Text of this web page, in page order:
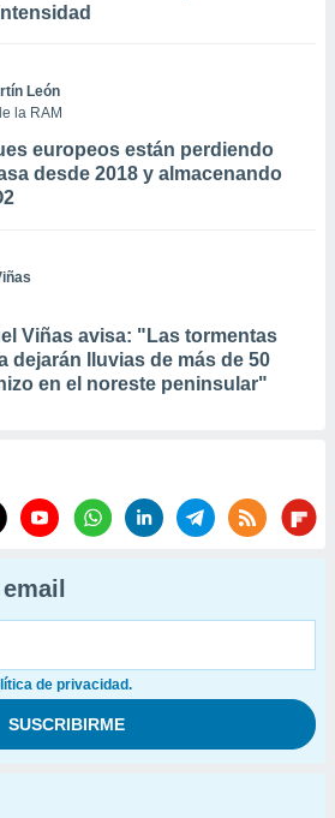
León
la RAM
europeos están perdiendo
desde 2018 y almacenando
Viñas avisa: "Las tormentas
dejarán lluvias de más de 50
en el noreste peninsular"
de privacidad.